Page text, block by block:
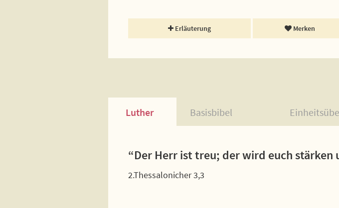
Erläuterung Merken
Luther Basisbibel
“Der Herr ist treu; der wird euch stärken
2.Thessalonicher 3,3